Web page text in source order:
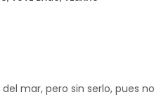
mar, pero sin serlo, pues